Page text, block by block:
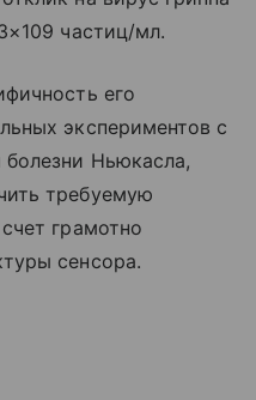
частиц/мл.
его
экспериментов с
Ньюкасла,
требуемую
грамотно
сенсора.